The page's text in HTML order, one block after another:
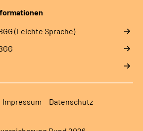
(Leichte Sprache)
Impressum Datenschutz